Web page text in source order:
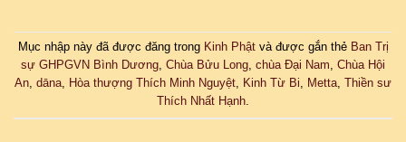
Mục nhập này đã được đăng trong Kinh Phậtvà được gắn thẻ Ban Trị
sự GHPGVN Bình Dương, Chùa Bửu Long, chùa Đại Nam, Chùa Hội
An, dāna, Hòa thượng Thích Minh Nguyệt, Kinh Từ Bi, Metta, Thiền sư
Thích Nhất Hạnh.